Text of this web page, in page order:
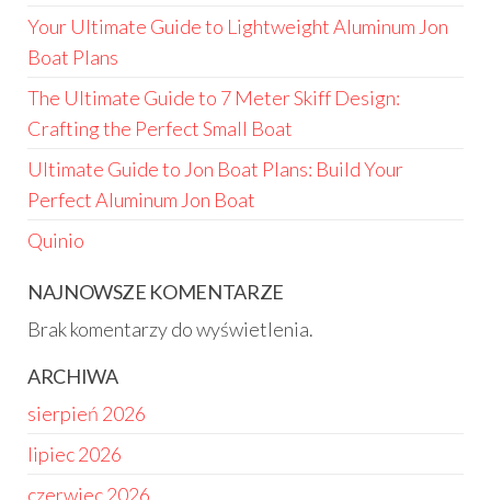
Your Ultimate Guide to Lightweight Aluminum Jon
Boat Plans
The Ultimate Guide to 7 Meter Skiff Design:
Crafting the Perfect Small Boat
Ultimate Guide to Jon Boat Plans: Build Your
Perfect Aluminum Jon Boat
Quinio
NAJNOWSZE KOMENTARZE
Brak komentarzy do wyświetlenia.
ARCHIWA
sierpień 2026
lipiec 2026
czerwiec 2026